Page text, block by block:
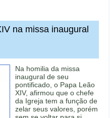
na missa inaugural
Na homilia da missa
inaugural de seu
pontificado, o Papa Leão
XIV, afirmou que o chefe
da Igreja tem a função de
zelar seus valores, porém